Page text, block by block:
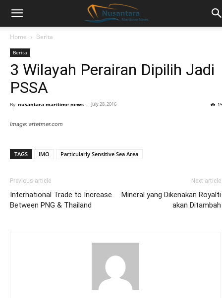
Home Berita
Berita
3 Wilayah Perairan Dipilih Jadi
PSSA
By nusantara maritime news - July 28, 2016
Image: artetmer.com
TAGS IMO Particularly Sensitive Sea Area
Previous article
International Trade to Increase
Between PNG & Thailand
Next article
Mineral yang Dikenakan Royalti
akan Ditambah